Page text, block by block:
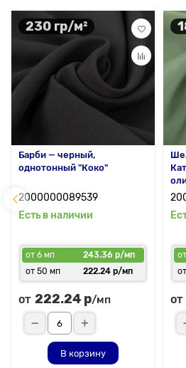
Ткани!
Оформите заказ в любое время с
Ткань Атлас стрейч с лучшей
материалом разрабатывать
настоящее вдохновение!
230 гр/м²
Барби — черный,
однотонный "Коко"
2000000089539
Есть в наличии
от 6 мп
243.36 р/мп
от 50 мп
222.24 р/мп
от 222.24 р/мп
В корзину
от